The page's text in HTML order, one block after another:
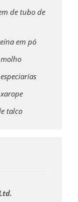
de tubo de
em pó
talco